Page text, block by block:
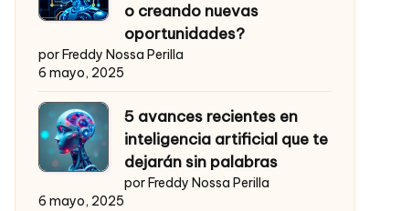
o creando nuevas
oportunidades?
por Freddy Nossa Perilla
6 mayo, 2025
5 avances recientes en
inteligencia artificial que te
dejarán sin palabras
por Freddy Nossa Perilla
6 mayo, 2025